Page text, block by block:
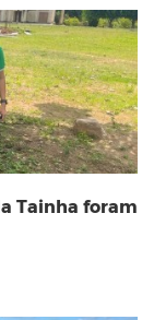
Tainha foram